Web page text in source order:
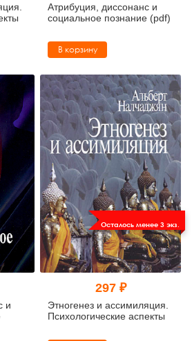
Атрибуция, диссонанс и
социальное познание (pdf)
В корзину
и
Осталось менее 3 экз.
297 ₽
Этногенез и ассимиляция.
Психологические аспекты